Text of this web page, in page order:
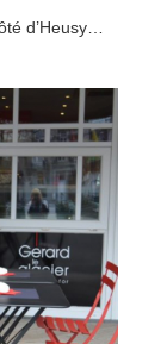
d’Heusy…